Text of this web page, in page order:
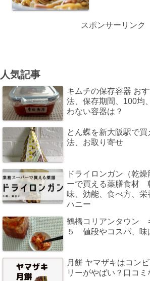
スポンサーリンク
人気記事
キムチの保存容器 お
法、保存期間、100均
わない容器は？
とん蝶を新大阪駅で
法、お取り寄せ
ドライロンガン（乾
ーで買える薬膳食材
味、効能、食べ方、
ハニー
鶴橋コリアンタウン
５ 値段やコスパ、味
月餅 ヤマザキはコン
リーがやばい？口コミ